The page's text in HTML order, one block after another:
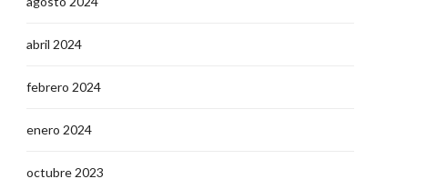
abril 2024
febrero 2024
enero 2024
octubre 2023